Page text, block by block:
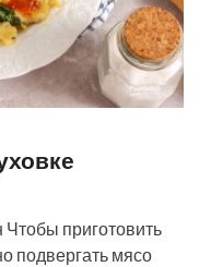
приготовить
подвергать мясо